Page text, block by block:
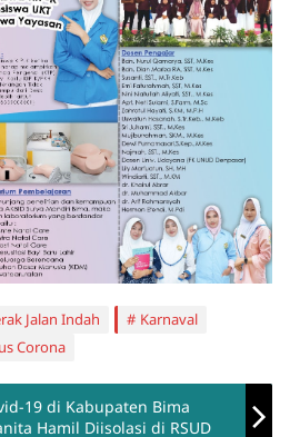
Jalan Indah
Karnaval
Corona
19 di Kabupaten Bima
Hamil Diisolasi di RSUD